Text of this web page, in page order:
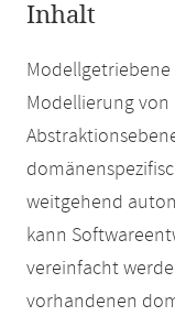
Inhalt
Modellierung
weitgehend
kann
vereinfacht
vorhandenen